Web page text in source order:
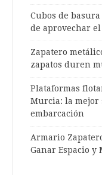
Cubos de
de aprovechar el
Zapatero
zapatos duren
Plataformas
Murcia: la mejor
embarcación
Armario
Ganar Espacio y